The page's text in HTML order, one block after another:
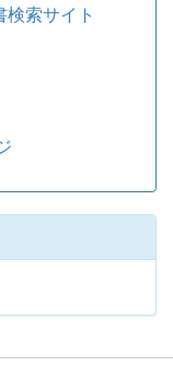
索サイト